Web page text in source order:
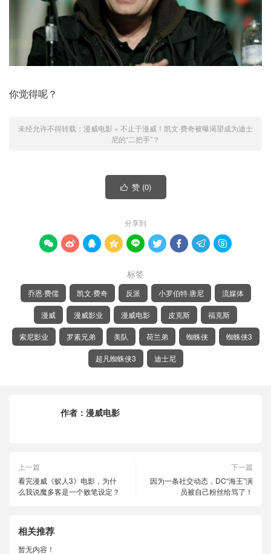
你觉得呢？
未经允许不得转载： 漫威电影 » 不止于漫威！凯文·费奇被曝渴望成为迪士
尼的“二把手”？
 赞 (0)
分享到
        
标签
乔恩·费儒 凯文·费奇 反派 小罗伯特·唐尼 流媒体
漫威 漫威影业 漫威电影 皮克斯 福克斯
索尼影业 罗素兄弟 美队 荷兰弟 蜘蛛侠 蜘蛛侠3
超凡蜘蛛侠3 迪士尼
作者： 漫威电影
上一篇
看完漫威《蚁人3》电影，为什
么我说魔多客是一个败笔设定？
下一篇
因为一条社交动态，DC“海王”演
员被自己粉丝给骂了！
相关推荐
暂无内容！